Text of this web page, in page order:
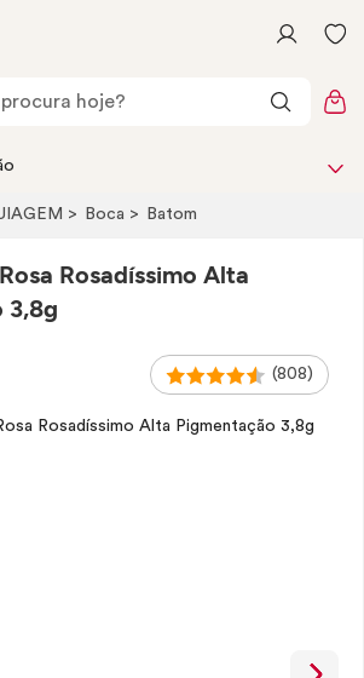
Boca Batom
Rosadíssimo Alta
3,8g
(808)